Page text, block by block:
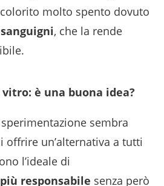
molto spento dovuto
, che la rende
è una buona idea?
sembra
offrire un’alternativa a tutti
l’ideale di
responsabile senza però